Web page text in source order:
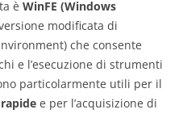
è WinFE (Windows
modificata di
che consente
e l’esecuzione di strumenti
particolarmente utili per il
e per l’acquisizione di